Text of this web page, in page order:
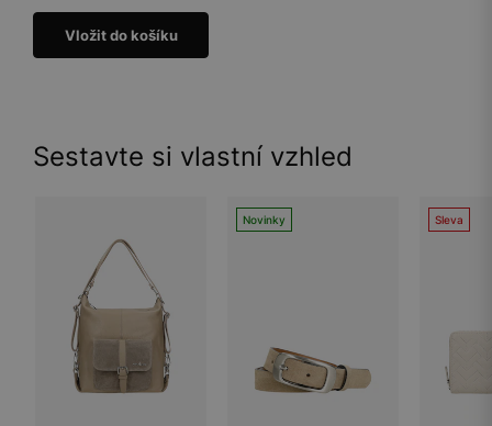
Vložit do košíku
Sestavte si vlastní vzhled
Novinky Sleva